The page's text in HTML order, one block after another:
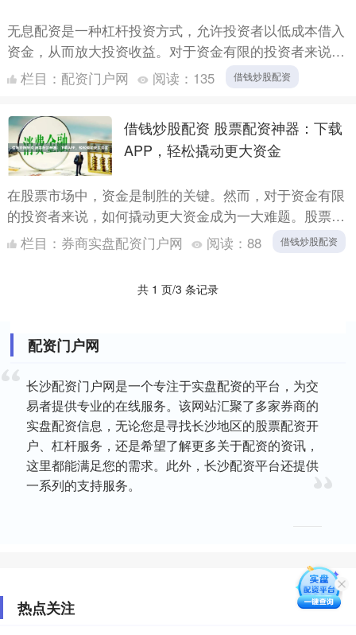
无息配资是一种杠杆投资方式，允许投资者以低成本借入
资金，从而放大投资收益。对于资金有限的投资者来说，
无息配资提供了撬动股市财富大门的机会。 网上炒股配
资平台通常....
栏目： 配资门户网 阅读： 135 借钱炒股配资
借钱炒股配资 股票配资神器：下载
APP，轻松撬动更大资金
在股票市场中，资金是制胜的关键。然而，对于资金有限
的投资者来说，如何撬动更大资金成为一大难题。股票配
资神器应运而生，为投资者提供了一个便捷的解决方案。
投资者可....
栏目： 券商实盘配资门户网 阅读： 88 借钱炒股配资
共 1 页/3 条记录
配资门户网
长沙配资门户网是一个专注于实盘配资的平台，为交
易者提供专业的在线服务。该网站汇聚了多家券商的
实盘配资信息，无论您是寻找长沙地区的股票配资开
户、杠杆服务，还是希望了解更多关于配资的资讯，
这里都能满足您的需求。此外，长沙配资平台还提供
一系列的支持服务。
热点关注